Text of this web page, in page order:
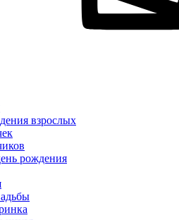
взрослых
рождения